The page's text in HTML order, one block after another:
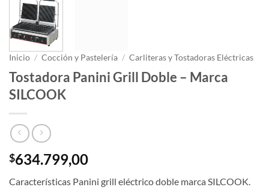
Inicio / Cocción y Pastelería / Carliteras y Tostadoras Eléctricas
Tostadora Panini Grill Doble – Marca
SILCOOK
$634.799,00
Características Panini grill eléctrico doble marca SILCOOK.